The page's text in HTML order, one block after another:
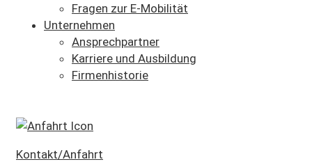
Fragen zur E-Mobilität
Unternehmen
Ansprechpartner
Karriere und Ausbildung
Firmenhistorie
Kontakt/Anfahrt